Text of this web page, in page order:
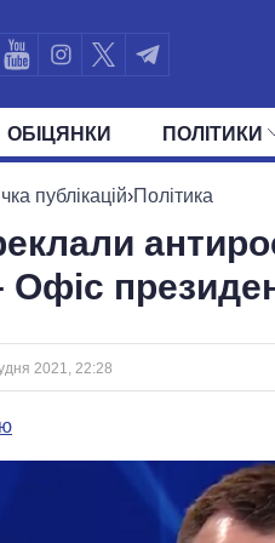
ОБIЦЯНКИ ПОЛIТИКИ
УСІ ПОЛІТИКИ ПРЕЗИДЕНТ І ОФІС
публікацій›Політика
Офіс
2021, 22:28